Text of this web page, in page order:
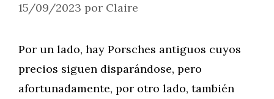
15/09/2023 por Claire
Por un lado, hay Porsches antiguos cuyos
precios siguen disparándose, pero
afortunadamente, por otro lado, también